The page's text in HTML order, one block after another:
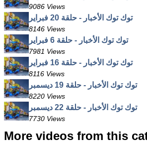
9086 Views
توك توك الأخبار - حلقة 20 فبراير
8146 Views
توك توك الأخبار - حلقة 6 فبراير
7981 Views
توك توك الأخبار - حلقة 16 فبراير
8116 Views
توك توك الأخبار - حلقة 19 ديسمبر
8220 Views
توك توك الأخبار - حلقة 22 ديسمبر
7730 Views
More videos from this